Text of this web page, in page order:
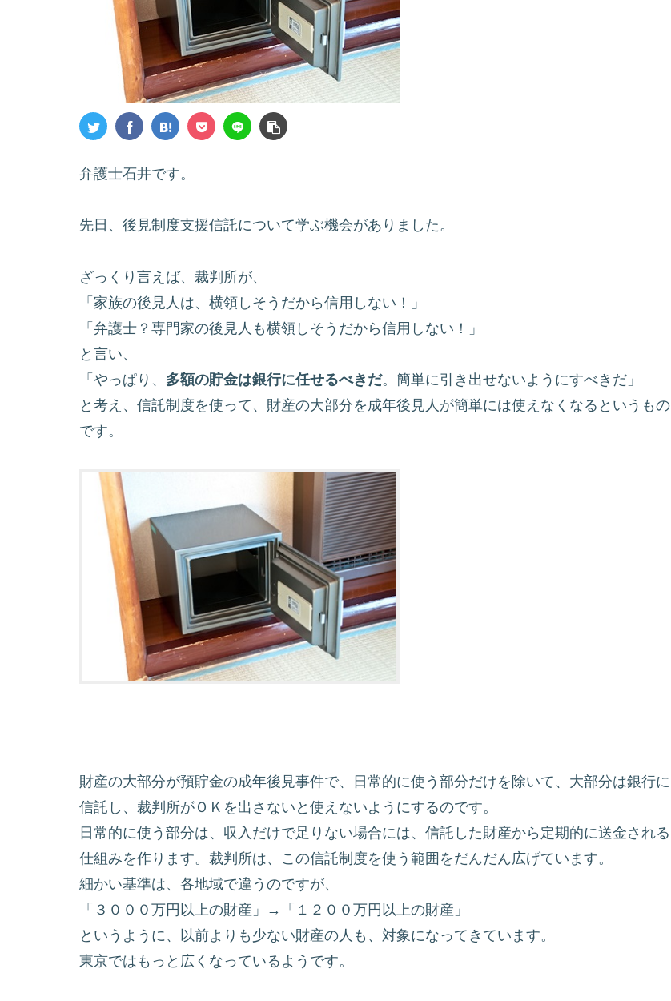
弁護士石井です。
先日、後見制度支援信託について学ぶ機会がありました。
ざっくり言えば、裁判所が、
「家族の後見人は、横領しそうだから信用しない！」
「弁護士？専門家の後見人も横領しそうだから信用しない！」
と言い、
「やっぱり、 多額の貯金は銀行に任せるべきだ。簡単に引き出せないようにすべきだ」
と考え、信託制度を使って、財産の大部分を成年後見人が簡単には使えなくなるというもの
です。
財産の大部分が預貯金の成年後見事件で、
日常的に使う部分だけを除いて、大部分は銀行に
信託し、 裁判所がＯＫを出さないと使えないようにするのです。
日常的に使う部分は、収入だけで足りない場合には、信託した財産から定期的に送金される
仕組みを作ります。裁判所は、この信託制度を使う範囲をだんだん広げています。
細かい基準は、各地域で違うのですが、
「３０００万円以上の財産」→「１２００万円以上の財産」
というように、以前よりも少ない財産の人も、 対象になってきています。
東京ではもっと広くなっているようです。